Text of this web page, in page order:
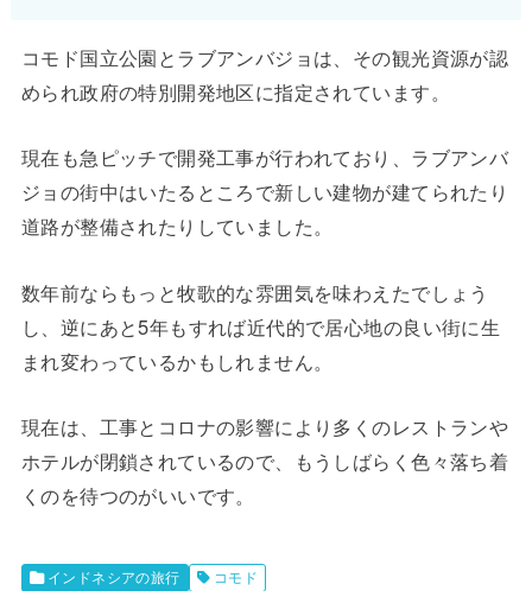
コモド国立公園とラブアンバジョは、その観光資源が認
められ政府の特別開発地区に指定されています。
現在も急ピッチで開発工事が行われており、ラブアンバ
ジョの街中はいたるところで新しい建物が建てられたり
道路が整備されたりしていました。
数年前ならもっと牧歌的な雰囲気を味わえたでしょう
し、逆にあと5年もすれば近代的で居心地の良い街に生
まれ変わっているかもしれません。
現在は、工事とコロナの影響により多くのレストランや
ホテルが閉鎖されているので、もうしばらく色々落ち着
くのを待つのがいいです。
インドネシアの旅行 コモド